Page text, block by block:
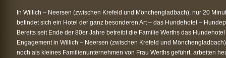
In Willich – Neersen (zwischen Krefeld und Mönchengladbach), nur 20
befindet sich ein Hotel der ganz besonderen Art – das Hundehotel –
Bereits seit Ende der 80er Jahre betreibt die Familie Werths das
Engagement in Willich – Neersen (zwischen Krefeld und
noch als kleines Familienunternehmen von Frau Werths geführt, arbeiten